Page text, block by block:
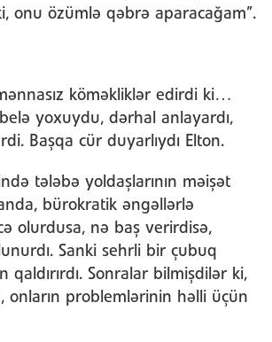
onu özümlə qəbrə aparacağam”.
köməkliklər edirdi ki…
yoxuydu, dərhal anlayardı,
Başqa cür duyarlıydı Elton.
tələbə yoldaşlarının məişət
bürokratik əngəllərlə
olurdusa, nə baş verirdisə,
Sanki sehrli bir çubuq
qaldırırdı. Sonralar bilmişdilər ki,
onların problemlərinin həlli üçün